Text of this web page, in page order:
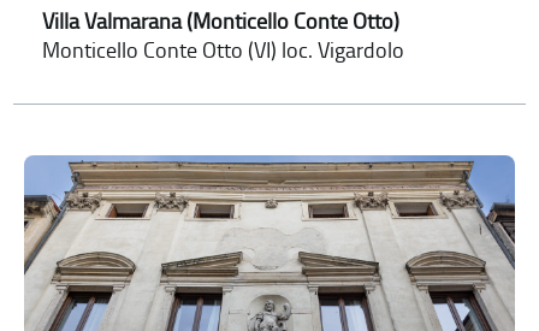
Villa Valmarana (Monticello Conte Otto)
Monticello Conte Otto (VI) loc. Vigardolo